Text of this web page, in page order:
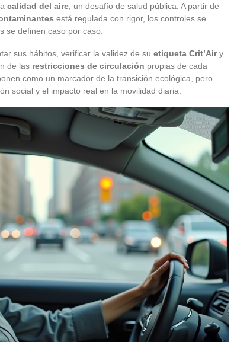
calidad del aire , un desafío de salud pública. A partir de
está regulada con rigor, los controles se
se definen caso por caso.
sus hábitos, verificar la validez de su etiqueta Crit’Airy
de las restricciones de circulación propias de cada
como un marcador de la transición ecológica, pero
social y el impacto real en la movilidad diaria.